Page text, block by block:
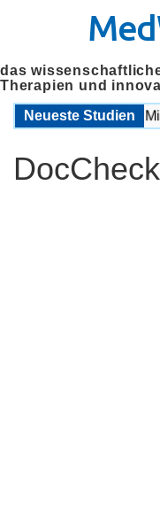
das
Therapien und
Neueste Studien
COPD und